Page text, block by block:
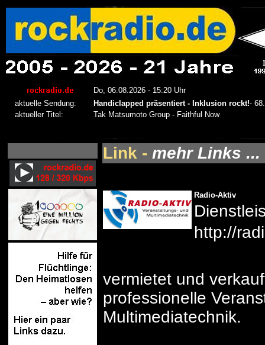
Link - mehr Links ...
Radio-Aktiv
http://
vermietet und
professionelle
Multimediatechnik.